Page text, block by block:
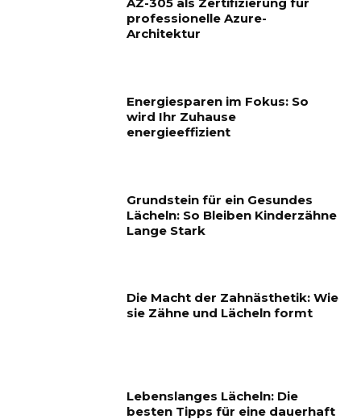
professionelle Azure-
Architektur
Energiesparen im Fokus: So
wird Ihr Zuhause
energieeffizient
Grundstein für ein Gesundes
Lächeln: So Bleiben Kinderzähne
Lange Stark
Die Macht der Zahnästhetik: Wie
sie Zähne und Lächeln formt
Lebenslanges Lächeln: Die
besten Tipps für eine dauerhaft